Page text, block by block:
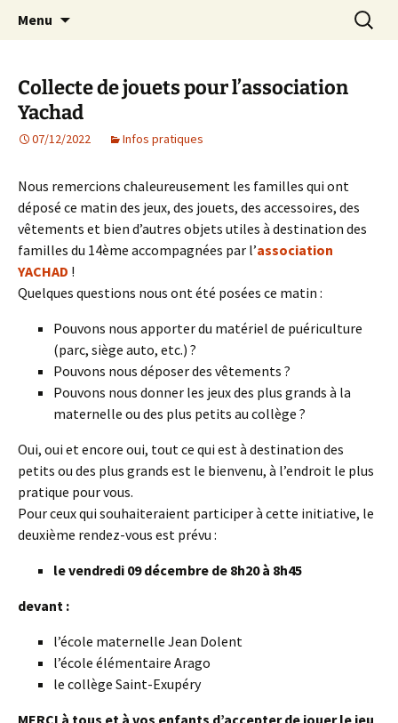
AIP Paris 14 – Association
Indépendante des Parents
d'élèves depuis 1981
Agit – s'Investit – Participe au service des
enfants du secteur scolaire Dolent-Arago-
Menu
Collecte de jouets pour l’association
Yachad
07/12/2022 Infos pratiques
Nous remercions chaleureusement les familles qui ont
déposé ce matin des jeux, des jouets, des accessoires, des
vêtements et bien d’autres objets utiles à destination des
familles du 14ème accompagnées par l’association
YACHAD !
Quelques questions nous ont été posées ce matin :
Pouvons nous apporter du matériel de puériculture
(parc, siège auto, etc.) ?
Pouvons nous déposer des vêtements ?
Pouvons nous donner les jeux des plus grands à la
maternelle ou des plus petits au collège ?
Oui, oui et encore oui, tout ce qui est à destination des
petits ou des plus grands est le bienvenu, à l’endroit le plus
pratique pour vous.
Pour ceux qui souhaiteraient participer à cette initiative, le
deuxième rendez-vous est prévu :
le vendredi 09décembre de 8h20 à 8h45
devant :
l’école maternelle Jean Dolent
l’école élémentaire Arago
le collège Saint-Exupéry
MERCI à tous et à vos enfants d’accepter de jouer le jeu